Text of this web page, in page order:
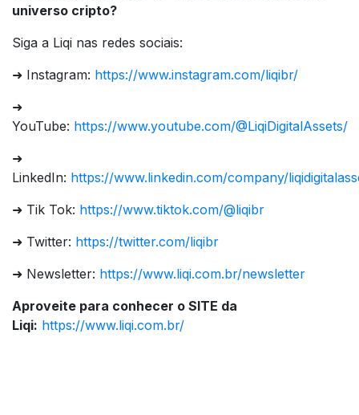
universo cripto?
Siga a Liqi nas redes sociais:
➜ Instagram: https://www.instagram.com/liqibr/
➜
YouTube: https://www.youtube.com/@LiqiDigitalAssets/
➜
LinkedIn: https://www.linkedin.com/company/
➜ Tik Tok: https://www.tiktok.com/@liqibr
➜ Twitter: https://twitter.com/liqibr
➜ Newsletter: https://www.liqi.com.br/newsletter
Aproveite para conhecer o SITE da
Liqi: https://www.liqi.com.br/